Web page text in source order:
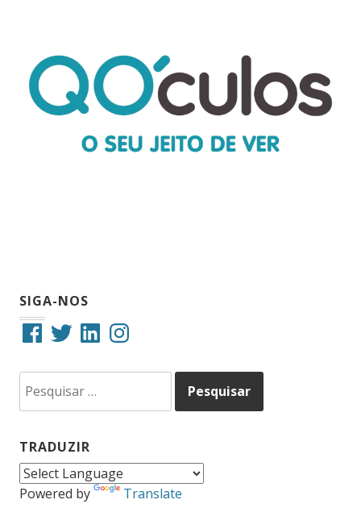
SIGA-NOS
FacebookTwitterLinkedInInstagram
por:
TRADUZIR
Powered by Translate